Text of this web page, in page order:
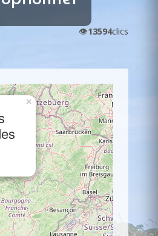
👁️13594clics
×